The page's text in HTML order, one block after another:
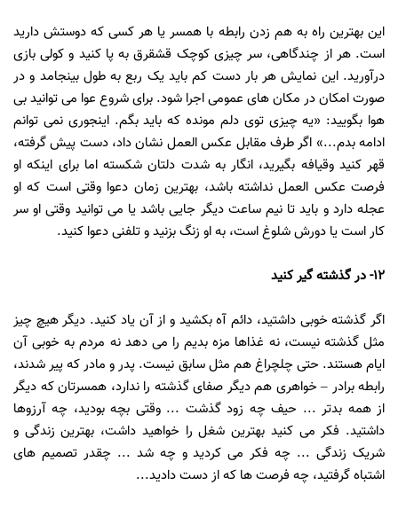
این بهترین راه به هم زدن رابطه با همسر یا هر کسی که دوستش دارید
است. هر از چندگاهی، سر چیزی کوچک قشقرق به پا کنید و کولی بازی
درآورید. این نمایش هر بار دست کم باید یک ربع به طول بینجامد و در
صورت امکان در مکان های عمومی اجرا شود. برای شروع عوا می توانید بی
هوا بگویید: «یه چیزی توی دلم مونده که باید بگم. اینجوری نمی توانم
ادامه بدم...» اگر طرف مقابل عکس العمل نشان داد، دست پیش گرفته،
قهر کنید وقیافه بگیرید، انگار به شدت دلتان شکسته اما برای اینکه او
فرصت عکس العمل نداشته باشد، بهترین زمان دعوا وقتی است که او
عجله دارد و باید تا نیم ساعت دیگر جایی باشد یا می توانید وقتی او سر
کار است یا دورش شلوغ است، به او زنگ بزنید و تلفنی دعوا کنید.
12- در گذشته گیر کنید
اگر گذشته خوبی داشتید، دائم آه بکشید و از آن یاد کنید. دیگر هیچ چیز
مثل گذشته نیست، نه غذاها مزه بدیم را می دهد نه مردم به خوبی آن
ایام هستند. حتی چلچراغ هم مثل سابق نیست. پدر و مادر که پیر شدند،
رابطه برادر – خواهری هم دیگر صفای گذشته را ندارد، همسرتان که دیگر
از همه بدتر ... حیف چه زود گذشت ... وقتی بچه بودید، چه آرزوها
داشتید. فکر می کنید بهترین شغل را خواهید داشت، بهترین زندگی و
شریک زندگی ... چه فکر می کردید و چه شد ... چقدر تصمیم های
اشتباه گرفتید، چه فرصت ها که از دست دادید...